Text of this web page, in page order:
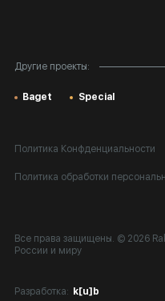
Другие проекты:
Baget Special
Политика Конфденциальности
Политика обработки
Все права защищены. © 2026
России и миру
Разработка: k[u]b